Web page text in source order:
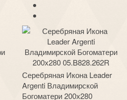
Серебряная Икона Leader
Argenti Владимирской
Богоматери 200х280